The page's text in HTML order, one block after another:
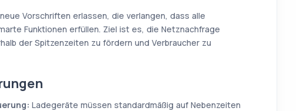
Vorschriften erlassen, die verlangen, dass alle
Funktionen erfüllen. Ziel ist es, die Netznachfrage
der Spitzenzeiten zu fördern und Verbraucher zu
Ladegeräte müssen standardmäßig auf Nebenzeiten